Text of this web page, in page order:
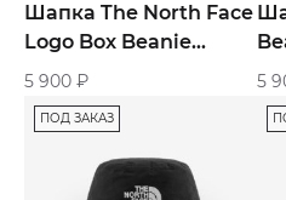
Шапка The North Face
Logo Box Beanie
«Green»
5 900 ₽ 5
ПОД ЗАКАЗ